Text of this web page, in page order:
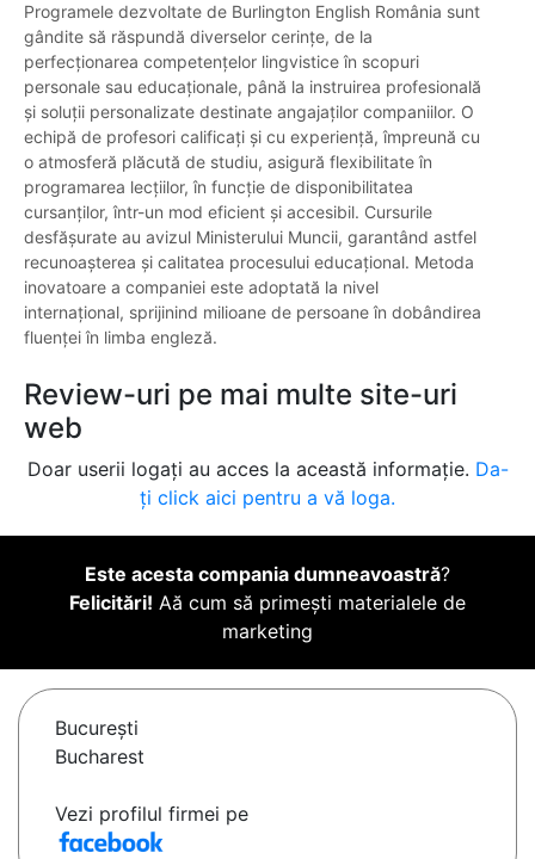
Programele dezvoltate de Burlington English România sunt
gândite să răspundă diverselor cerințe, de la
perfecționarea competențelor lingvistice în scopuri
personale sau educaționale, până la instruirea profesională
și soluții personalizate destinate angajaților companiilor. O
echipă de profesori calificați și cu experiență, împreună cu
o atmosferă plăcută de studiu, asigură flexibilitate în
programarea lecțiilor, în funcție de disponibilitatea
cursanților, într-un mod eficient și accesibil. Cursurile
desfășurate au avizul Ministerului Muncii, garantând astfel
recunoașterea și calitatea procesului educațional. Metoda
inovatoare a companiei este adoptată la nivel
internațional, sprijinind milioane de persoane în dobândirea
fluenței în limba engleză.
Review-uri pe mai multe site-uri
web
Doar userii logați au acces la această informație. Da-
ți click aici pentru a vă loga.
Este acesta compania dumneavoastră?
Felicitări! Aă cum să primești materialele de
marketing
Bucureşti
Bucharest
Vezi profilul firmei pe